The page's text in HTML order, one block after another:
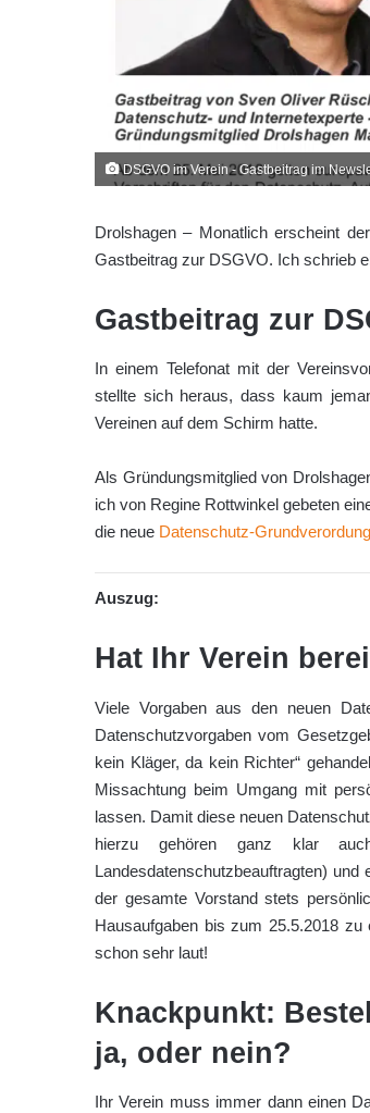
DSGVO im Verein - Gastbeitrag im
Drolshagen – Monatlich erscheint
Gastbeitrag zur DSGVO. Ich schrieb
Gastbeitrag zur
In einem Telefonat mit der
stellte sich heraus, dass kaum
Vereinen auf dem Schirm hatte.
Als Gründungsmitglied von
ich von Regine Rottwinkel gebeten
die neue Datenschutz-Grundverordung
Auszug:
Hat Ihr Verein
Viele Vorgaben aus den neuen
Datenschutzvorgaben vom
kein Kläger, da kein Richter“
Missachtung beim Umgang mit
lassen. Damit diese neuen
hierzu gehören ganz klar
Landesdatenschutzbeauftragten)
der gesamte Vorstand stets
Hausaufgaben bis zum 25.5.2018
schon sehr laut!
Knackpunkt:
ja, oder nein?
Ihr Verein muss immer dann einen